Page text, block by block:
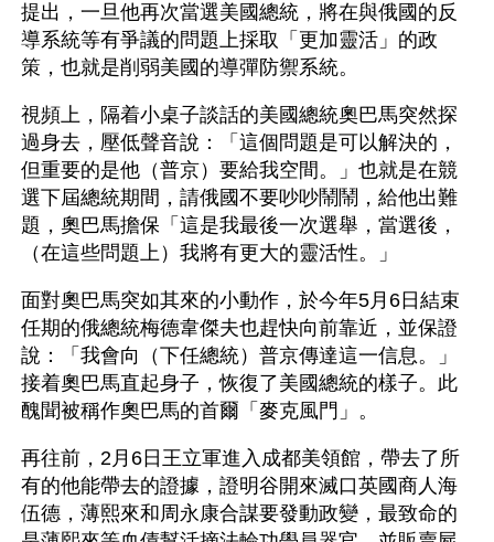
提出，一旦他再次當選美國總統，將在與俄國的反
導系統等有爭議的問題上採取「更加靈活」的政
策，也就是削弱美國的導彈防禦系統。
視頻上，隔着小桌子談話的美國總統奧巴馬突然探
過身去，壓低聲音說：「這個問題是可以解決的，
但重要的是他（普京）要給我空間。」也就是在競
選下屆總統期間，請俄國不要吵吵鬧鬧，給他出難
題，奧巴馬擔保「這是我最後一次選舉，當選後，
（在這些問題上）我將有更大的靈活性。」
面對奧巴馬突如其來的小動作，於今年5月6日結束
任期的俄總統梅德韋傑夫也趕快向前靠近，並保證
說：「我會向（下任總統）普京傳達這一信息。」
接着奧巴馬直起身子，恢復了美國總統的樣子。此
醜聞被稱作奧巴馬的首爾「麥克風門」。
再往前，2月6日王立軍進入成都美領館，帶去了所
有的他能帶去的證據，證明谷開來滅口英國商人海
伍德，薄熙來和周永康合謀要發動政變，最致命的